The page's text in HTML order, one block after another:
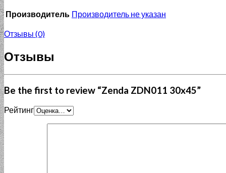
Производитель Производитель не указан
Отзывы (0)
Отзывы
Be the first to review “Zenda ZDN011 30x45”
Рейтинг